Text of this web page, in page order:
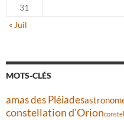
31
« Juil
MOTS-CLÉS
amas des Pléiades
constellation d'Orion